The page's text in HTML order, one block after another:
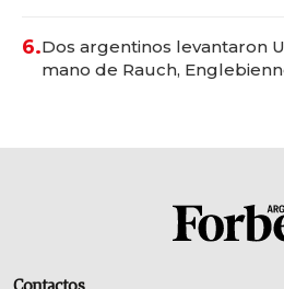
6.Dos argentinos levantaron
mano de Rauch,